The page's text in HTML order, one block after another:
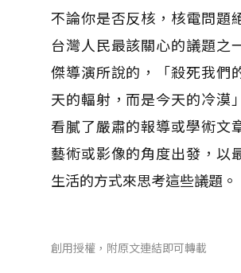
不論你是否反核，核電問題
台灣人民最該關心的議題之
傑導演所說的，「殺死我們
天的輻射，而是今天的冷漠
看膩了嚴肅的報導或學術文
藝術或影像的角度出發，以
生活的方式來思考這些議題。
創用授權，附原文連結即可轉載